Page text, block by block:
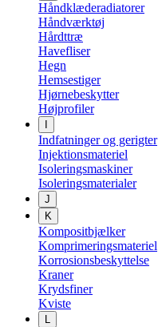
Håndklæderadiatorer
Håndværktøj
Hårdttræ
Havefliser
Hegn
Hemsestiger
Hjørnebeskytter
Højprofiler
Indfatninger og gerigter
Injektionsmateriel
Isoleringsmaskiner
Isoleringsmaterialer
J
K
Kompositbjælker
Komprimeringsmateriel
Korrosionsbeskyttelse
Kraner
Krydsfiner
Kviste
L